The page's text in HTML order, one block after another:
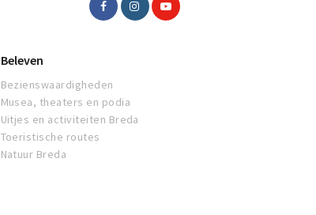
Beleven
Bezienswaardigheden
Musea, theaters en podia
Uitjes en activiteiten Breda
Toeristische routes
Natuur Breda